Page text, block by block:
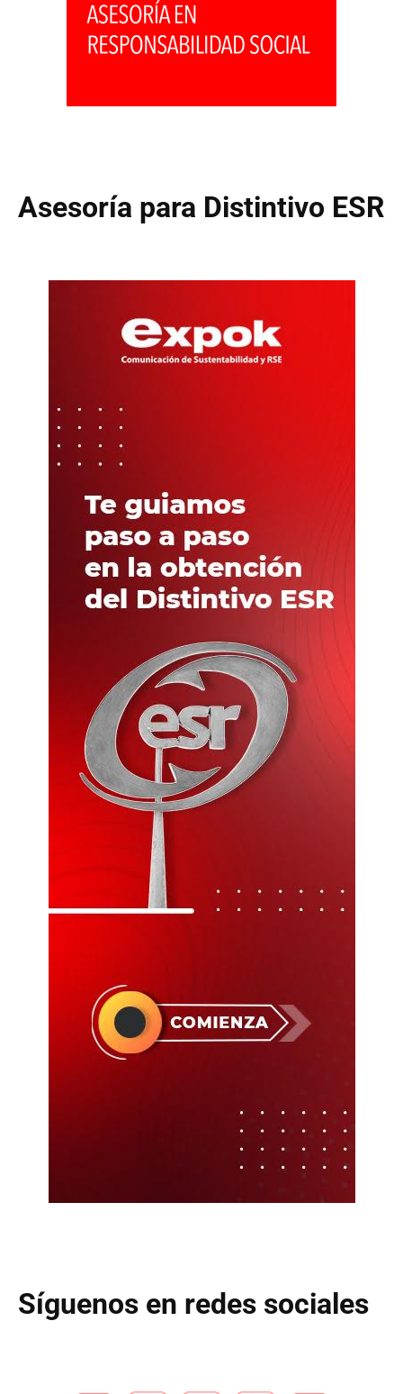
Asesoría para Distintivo ESR
Síguenos en redes sociales